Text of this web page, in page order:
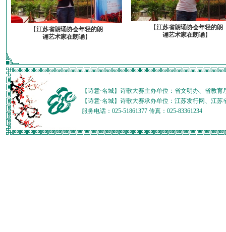
【江苏省朗诵协会年轻的朗
诵艺术家在朗诵】
【江苏省朗诵协会年轻的朗
诵艺术家在朗诵】
【诗意·名城】诗歌大赛主办单位：省文明办、省教
【诗意·名城】诗歌大赛承办单位：江苏发行网、江
服务电话：025-51861377 传真：025-83361234